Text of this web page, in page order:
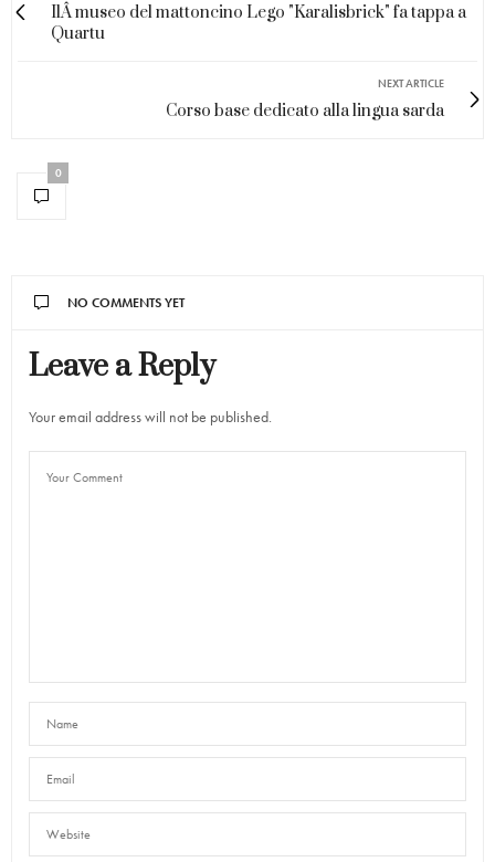
IlÂ museo del mattoncino Lego "Karalisbrick" fa tappa a
Quartu
NEXT ARTICLE
Corso base dedicato alla lingua sarda
0
NO COMMENTS YET
Leave a Reply
Your email address will not be published.